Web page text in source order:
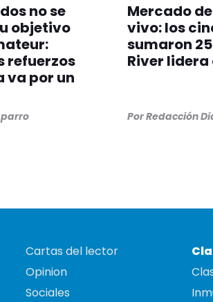
no se
objetivo
refuerzos
va por un
Mercado
vivo: los
sumaron
River lidera
PorRedacción
Cartas del lector
Opinion
Sociales